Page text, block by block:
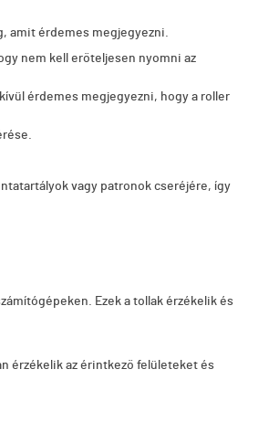
amit érdemes megjegyezni.
nem kell erőteljesen nyomni az
érdemes megjegyezni, hogy a roller
vagy patronok cseréjére, így
Ezek a tollak érzékelik és
érzékelik az érintkező felületeket és